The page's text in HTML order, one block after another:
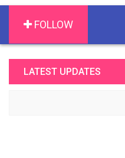
FOLLOW
LATEST UPDATES